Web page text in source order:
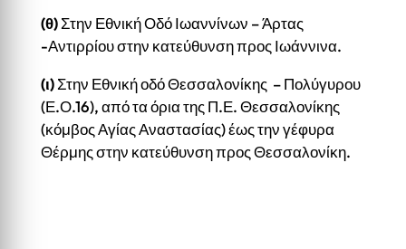
(θ)Στην Εθνική Οδό Ιωαννίνων – Άρτας
-Αντιρρίου στην κατεύθυνση προς Ιωάννινα.
(ι)Στην Εθνική οδό Θεσσαλονίκης – Πολύγυρου
(Ε.Ο.16), από τα όρια της Π.Ε. Θεσσαλονίκης
(κόμβος Αγίας Αναστασίας) έως την γέφυρα
Θέρμης στην κατεύθυνση προς Θεσσαλονίκη.